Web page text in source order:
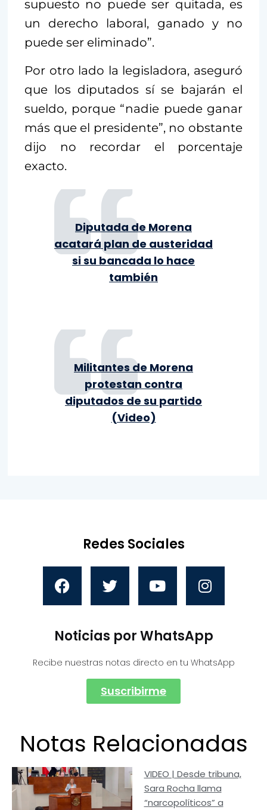
supuesto no puede ser quitada, es
un derecho laboral, ganado y no
puede ser eliminado”.
Por otro lado la legisladora, aseguró
que los diputados sí se bajarán el
sueldo, porque “nadie puede ganar
más que el presidente”, no obstante
dijo no recordar el porcentaje
exacto.
Diputada de Morena
acatará plan de austeridad
si su bancada lo hace
también
Militantes de Morena
protestan contra
diputados de su partido
(Video)
Redes Sociales
Noticias por WhatsApp
Recibe nuestras notas directo en tu WhatsApp
Suscribirme
Notas Relacionadas
VIDEO | Desde tribuna,
Sara Rocha llama
“narcopolíticos” a